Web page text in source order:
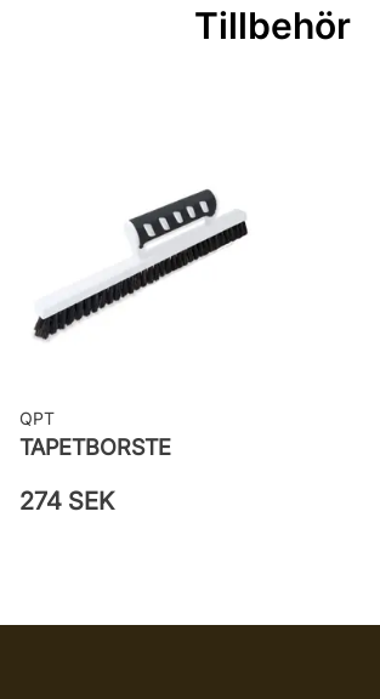
Bredd: 0,53 m
Leverantörens artikelnummer:
17205
Tillbehör
QPT
TAPETBORSTE
274 SEK